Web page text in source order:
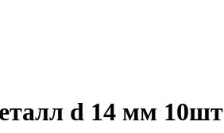
d 14 мм 10шт